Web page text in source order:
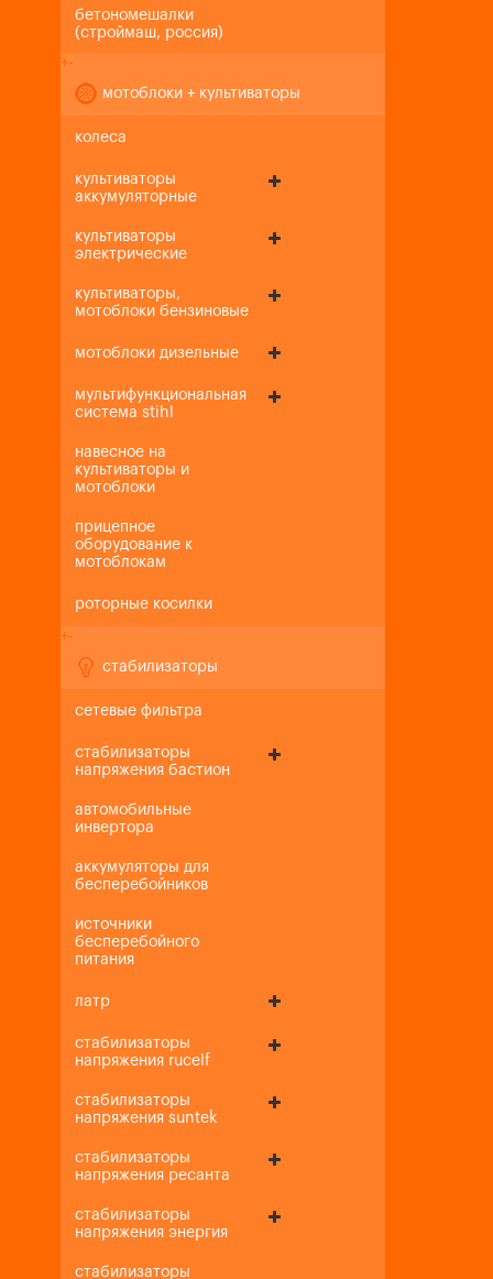
бетономешалки
(строймаш, россия)
+-
мотоблоки + культиваторы
колеса
культиваторы
аккумуляторные
культиваторы
электрические
культиваторы,
мотоблоки бензиновые
мотоблоки дизельные
мультифункциональная
система stihl
навесное на
культиваторы и
мотоблоки
прицепное
оборудование к
мотоблокам
роторные косилки
+-
стабилизаторы
сетевые фильтра
стабилизаторы
напряжения бастион
автомобильные
инвертора
аккумуляторы для
бесперебойников
источники
бесперебойного
питания
латр
стабилизаторы
напряжения rucelf
стабилизаторы
напряжения suntek
стабилизаторы
напряжения ресанта
стабилизаторы
напряжения энергия
стабилизаторы